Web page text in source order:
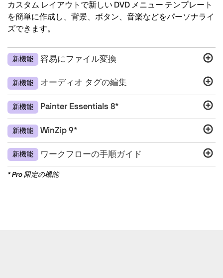
カスタム レイアウトで新しい DVD メニュー テンプレート
を簡単に作成し、背景、ボタン、音楽などをパーソナライ
ズできます。
新機能 容易にファイル変換
新機能 オーディオ タグの編集
新機能 Painter Essentials 8*
新機能 WinZip 9*
新機能 ワークフローの手順ガイド
* Pro 限定の機能